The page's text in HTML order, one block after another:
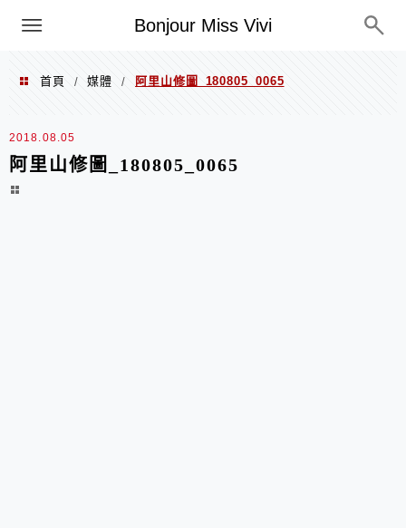
Bonjour Miss Vivi
選單
首頁 / 媒體 / 阿里山修圖_180805_0065
2018.08.05
阿里山修圖_180805_0065